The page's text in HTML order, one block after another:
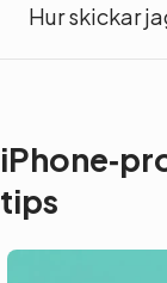
Hur skickar
tips